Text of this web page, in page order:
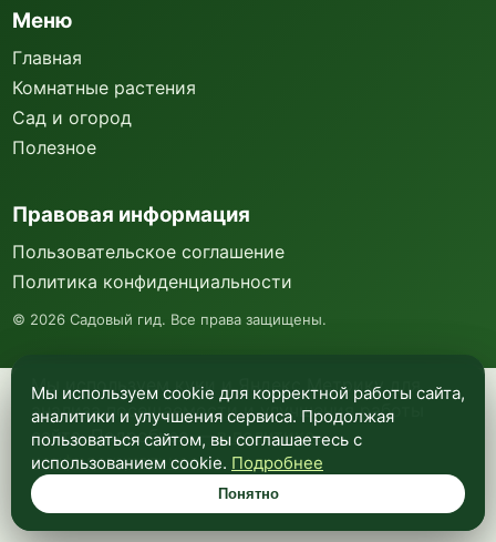
Мы используем куки и Яндекс Метрику для
анализа посещаемости и улучшения работы
сайта. Подробнее —в политике
конфиденциальности.
Понятно
Меню
Главная
Комнатные растения
Сад и огород
Полезное
Правовая информация
Пользовательское соглашение
Политика конфиденциальности
© 2026 Садовый гид. Все права защищены.
Мы используем cookie для корректной работы сайта,
аналитики и улучшения сервиса. Продолжая
пользоваться сайтом, вы соглашаетесь с
использованием cookie. Подробнее
Понятно